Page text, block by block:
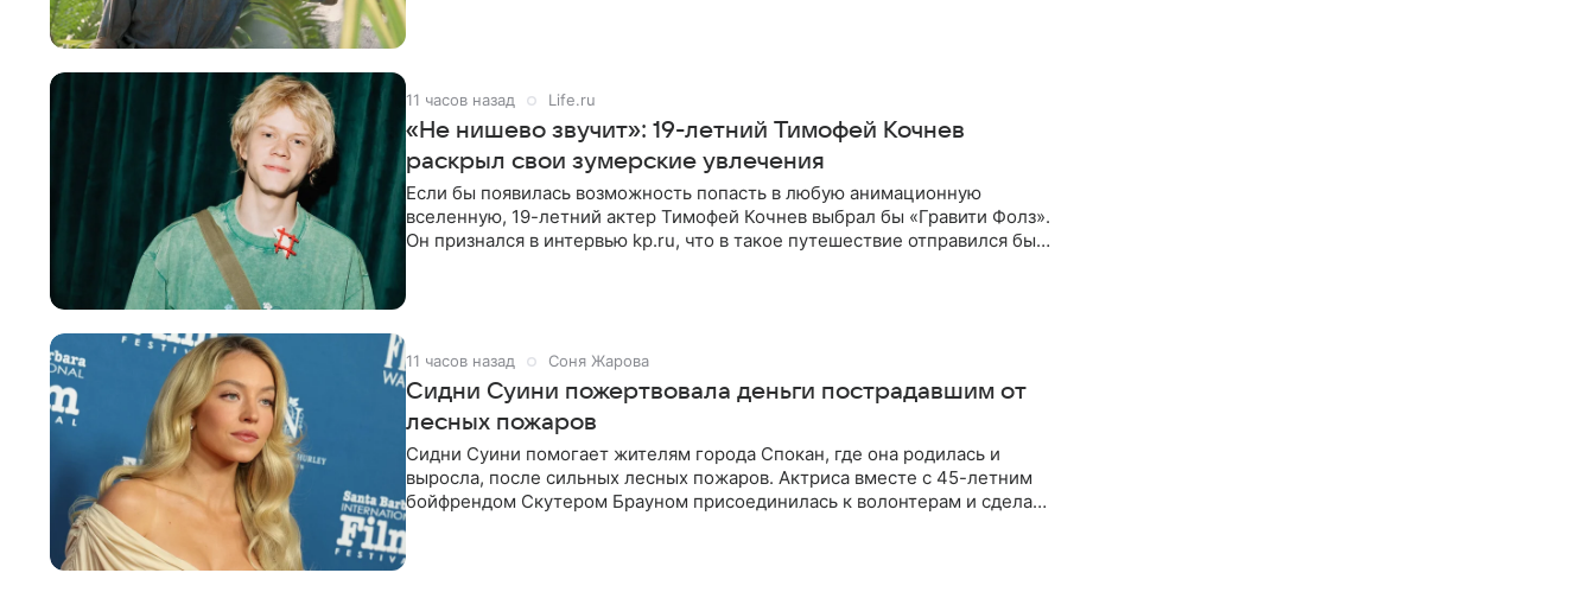
11 часов назад Life.ru
«Не нишево звучит»: 19-летний Тимофей Кочнев
раскрыл свои зумерские увлечения
Если бы появилась возможность попасть в любую анимационную
вселенную, 19-летний актер Тимофей Кочнев выбрал бы «Гравити Фолз».
Он признался в интервью kp.ru, что в такое путешествие отправился бы
11 часов назад Соня Жарова
Сидни Суини пожертвовала деньги пострадавшим от
лесных пожаров
Сидни Суини помогает жителям города Спокан, где она родилась и
выросла, после сильных лесных пожаров. Актриса вместе с 45-летним
бойфрендом Скутером Брауном присоединилась к волонтерам и сделала